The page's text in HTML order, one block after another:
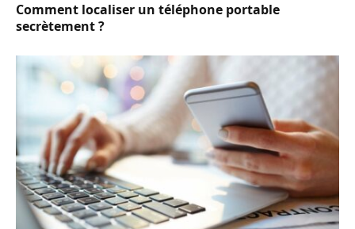
Comment localiser un téléphone portable
secrètement ?